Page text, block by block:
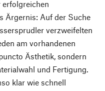
Ärgernis: Auf der Suche
verzweifelten
am vorhandenen
Ästhetik, sondern
und Fertigung.
klar wie schnell